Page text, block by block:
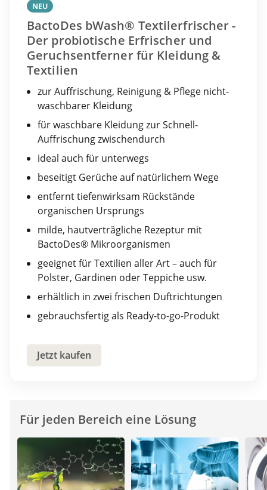
NEU
BactoDes bWash® Textilerfrischer -
Der probiotische Erfrischer und
Geruchsentferner für Kleidung &
Textilien
zur Auffrischung, Reinigung & Pflege nicht-
waschbarer Kleidung
für waschbare Kleidung zur Schnell-
Auffrischung zwischendurch
ideal auch für unterwegs
beseitigt Gerüche auf natürlichem Wege
entfernt tiefenwirksam Rückstände
organischen Ursprungs
milde, hautverträgliche Rezeptur mit
BactoDes® Mikroorganismen
geeignet für Textilien aller Art – auch für
Polster, Gardinen oder Teppiche usw.
erhältlich in zwei frischen Duftrichtungen
gebrauchsfertig als Ready-to-go-Produkt
Jetzt kaufen
Für jeden Bereich eine Lösung